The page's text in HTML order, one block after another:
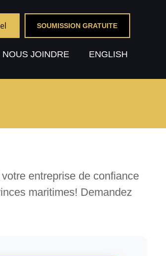
SOUMISSION GRATUITE
NOUS JOINDRE ENGLISH
entreprise de confiance
maritimes! Demandez